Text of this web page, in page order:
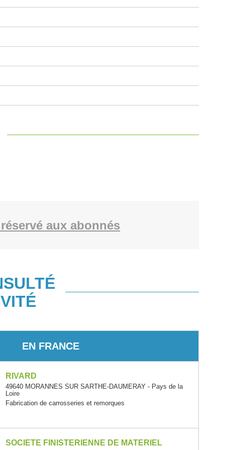
aux abonnés
EN FRANCE
RIVARD
49640 MORANNES SUR SARTHE-DAUMERAY - Pays de la
Loire
Fabrication de carrosseries et remorques
SOCIETE FINISTERIENNE DE MATERIEL